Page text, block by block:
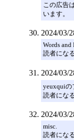
この広告
います。
2024/03/
Words and
読者にな
2024/03/
yeuxquiの
読者にな
2024/03/
misc.
読者にな